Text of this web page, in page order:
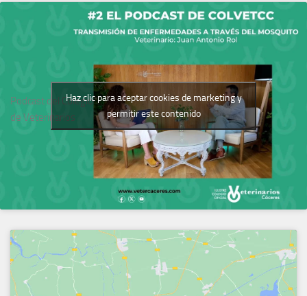
Podcast del Colegio
de Veterinarios
Haz clic para aceptar cookies de marketing y
permitir este contenido